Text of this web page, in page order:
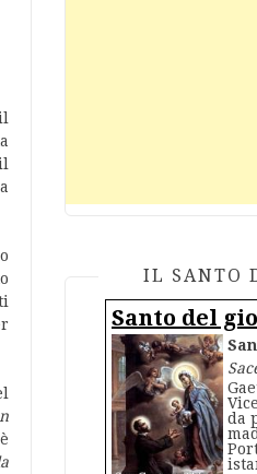
IL SANTO
Santo del
da